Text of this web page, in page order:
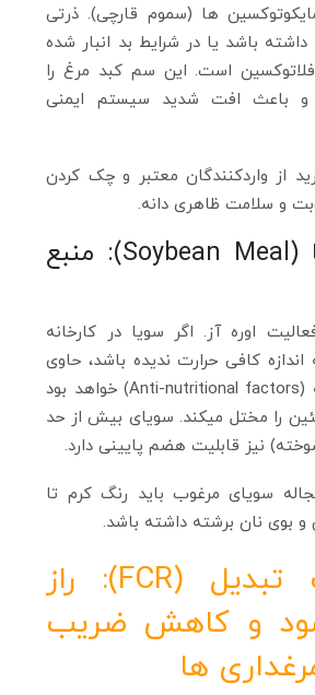
ها (سموم قارچی). ذرتی
داشته باشد یا در شرایط بد انبار شده
است. این سم کبد مرغ را
و باعث افت شدید سیستم ایمنی
از واردکنندگان معتبر و چک کردن
و سلامت ظاهری دانه.
کنجاله سویا (Soybean Meal): منبع
اوره‌ آز. اگر سویا در کارخانه
کافی حرارت ندیده باشد، حاوی
مواد ضدتغذیه (Anti-nutritional factors) خواهد بود
را مختل میکند. سویای بیش از حد
نیز قابلیت هضم پایینی دارد.
سویای مرغوب باید رنگ کرم تا
بوی نان برشته داشته باشد.
۴. ضریب تبدیل (FCR): راز
و کاهش ضریب
ها